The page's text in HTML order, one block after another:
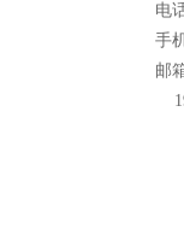
电
手
邮